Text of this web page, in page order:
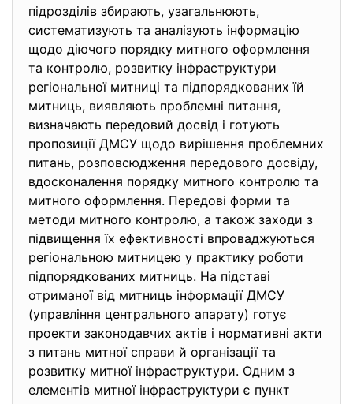
підрозділів збирають, узагальнюють,
систематизують та аналізують інформацію
щодо діючого порядку митного оформлення
та контролю, розвитку інфраструктури
регіональної митниці та підпорядкованих їй
митниць, виявляють проблемні питання,
визначають передовий досвід і готують
пропозиції ДМСУ щодо вирішення проблемних
питань, розповсюдження передового досвіду,
вдосконалення порядку митного контролю та
митного оформлення. Передові форми та
методи митного контролю, а також заходи з
підвищення їх ефективності впроваджуються
регіональною митницею у практику роботи
підпорядкованих митниць. На підставі
отриманої від митниць інформації ДМСУ
(управління центрального апарату) готує
проекти законодавчих актів і нормативні акти
з питань митної справи й організації та
розвитку митної інфраструктури. Одним з
елементів митної інфраструктури є пункт